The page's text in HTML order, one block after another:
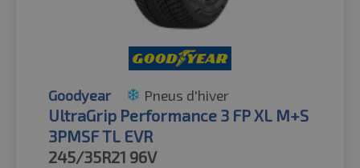
Goodyear Pneus d'hiver
UltraGrip Performance 3 FP XL M+S
3PMSF TL EVR
245/35R21 96V